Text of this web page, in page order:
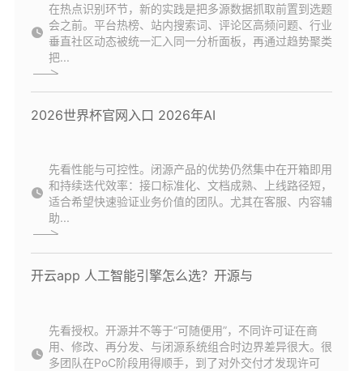
在热点识别环节，新的实践是把多源数据抓取前置到选题
会之前。平台热榜、站内搜索词、评论区高频问题、行业
垂直社区动态被统一汇入同一分析面板，再通过趋势聚类
把...
2026世界杯官网入口 2026年AI
先看性能与可控性。闭源产品的优势仍然集中在开箱即用
和持续迭代效率：接口标准化、文档成熟、上线路径短，
适合希望快速验证业务价值的团队。尤其在客服、内容辅
助...
开云app 人工智能引擎怎么选？开源与
先看授权。开源并不等于“可随便用”，不同许可证在商
用、修改、再分发、与闭源系统组合时边界差异很大。很
多团队在PoC阶段用得顺手，到了对外交付才发现许可